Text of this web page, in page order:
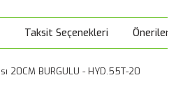
Taksit Seçenekleri
20CM BURGULU - HYD.55T-20